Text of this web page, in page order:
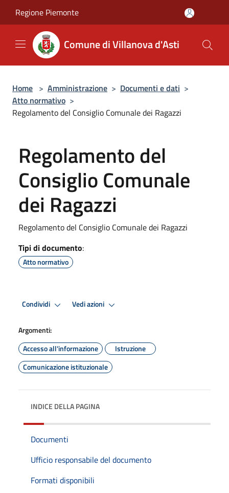
Regione Piemonte
Comune di Villanova d'Asti
Home > Amministrazione > Documenti e dati >
Atto normativo >
Regolamento del Consiglio Comunale dei Ragazzi
Regolamento del
Consiglio Comunale
dei Ragazzi
Regolamento del Consiglio Comunale dei Ragazzi
Tipi di documento:
Atto normativo
Condividi Vedi azioni
Argomenti:
Accesso all'informazione
Istruzione
Comunicazione istituzionale
INDICE DELLA PAGINA
Documenti
Ufficio responsabile del documento
Formati disponibili